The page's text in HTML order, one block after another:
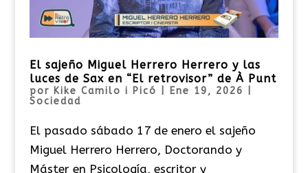
El sajeño Miguel Herrero Herrero y las
luces de Sax en “El retrovisor” de À Punt
por Kike Camilo i Picó Ene 19, 2026
Sociedad
El pasado sábado 17 de enero el sajeño
Miguel Herrero Herrero, Doctorando y
Máster en Psicología, escritor y